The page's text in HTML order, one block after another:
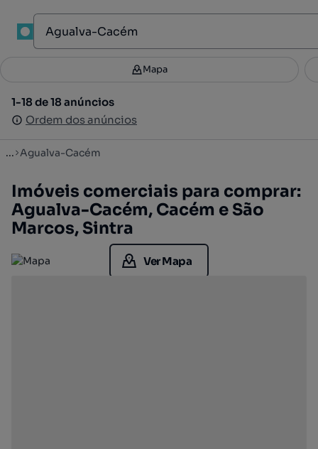
Filtros 2
1-18 de 18 anúncios
Ordem dos anúncios
Mapa
1-18 de 18 anúncios
Ordem dos anúncios
... Agualva-Cacém
Imóveis comerciais para comprar:
Agualva-Cacém, Cacém e São
Marcos, Sintra
Ver Mapa